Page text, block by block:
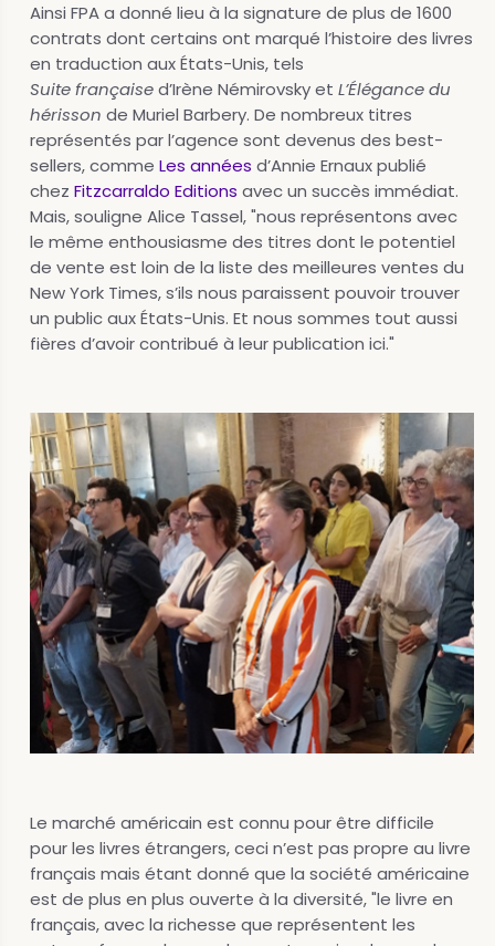
Ainsi FPA a donné lieu à la signature de plus de 1600
contrats dont certains ont marqué l’histoire des livres
en traduction aux États-Unis, tels
Suite françaised’Irène Némirovsky et L’Élégance du
hérisson de Muriel Barbery. De nombreux titres
représentés par l’agence sont devenus des best-
sellers, comme Les années d’Annie Ernaux publié
chez Fitzcarraldo Editions avec un succès immédiat.
Mais, souligne Alice Tassel, "nous représentons avec
le même enthousiasme des titres dont le potentiel
de vente est loin de la liste des meilleures ventes du
New York Times, s’ils nous paraissent pouvoir trouver
un public aux États-Unis. Et nous sommes tout aussi
fières d’avoir contribué à leur publication ici."
Le marché américain est connu pour être difficile
pour les livres étrangers, ceci n’est pas propre au livre
français mais étant donné que la société américaine
est de plus en plus ouverte à la diversité, "le livre en
français, avec la richesse que représentent les